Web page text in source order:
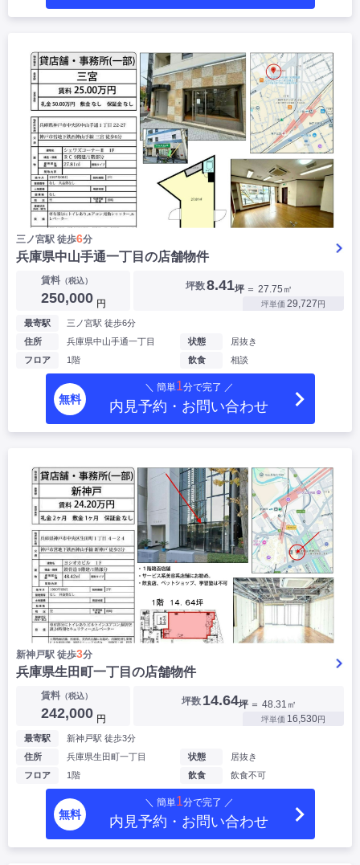
三ノ宮駅 徒歩6分
兵庫県中山手通一丁目の店舗物件
賃料（税込）
250,000 円
坪数8.41坪 ＝ 27.75㎡
坪単価 29,727円
最寄駅
三ノ宮駅 徒歩6分
住所
兵庫県中山手通一丁目
フロア
1階
状態
居抜き
飲食
相談
無料
＼ 簡単1分で完了 ／
内見予約・お問い合わせ
新神戸駅 徒歩3分
兵庫県生田町一丁目の店舗物件
賃料（税込）
242,000 円
坪数 14.64坪 ＝ 48.31㎡
坪単価 16,530円
最寄駅
新神戸駅 徒歩3分
住所
兵庫県生田町一丁目
フロア
1階
状態
居抜き
飲食
飲食不可
無料
＼ 簡単1分で完了 ／
内見予約・お問い合わせ